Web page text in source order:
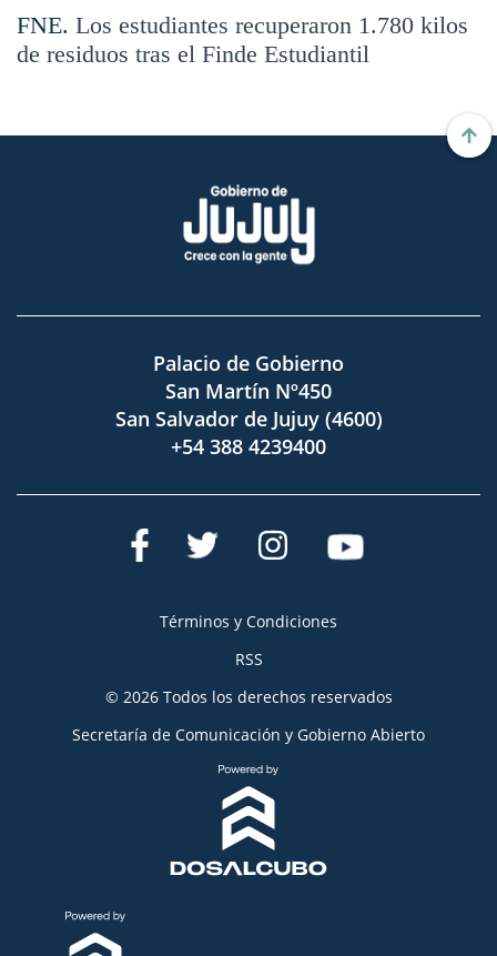
FNE. Los estudiantes recuperaron 1.780 kilos
de residuos tras el Finde Estudiantil
Palacio de Gobierno
San Martín Nº450
San Salvador de Jujuy (4600)
+54 388 4239400
Términos y Condiciones
RSS
© 2026 Todos los derechos reservados
Secretaría de Comunicación y Gobierno Abierto